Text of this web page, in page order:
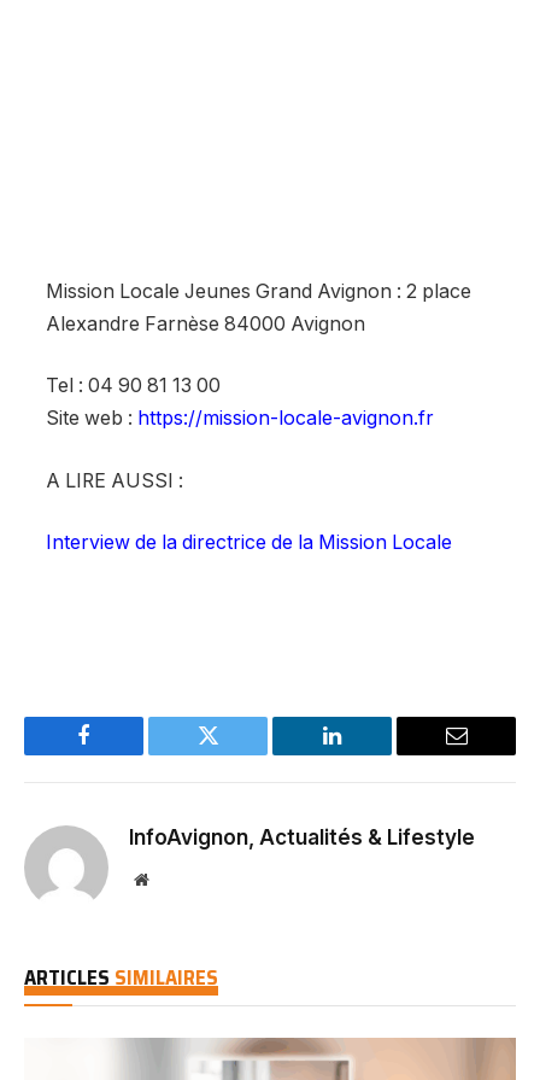
Mission Locale Jeunes Grand Avignon : 2 place
Alexandre Farnèse 84000 Avignon
Tel : 04 90 81 13 00
Site web : https://mission-locale-avignon.fr
A LIRE AUSSI :
Interview de la directrice de la Mission Locale
Facebook Twitter LinkedIn Email
InfoAvignon, Actualités & Lifestyle
Website
ARTICLESSIMILAIRES